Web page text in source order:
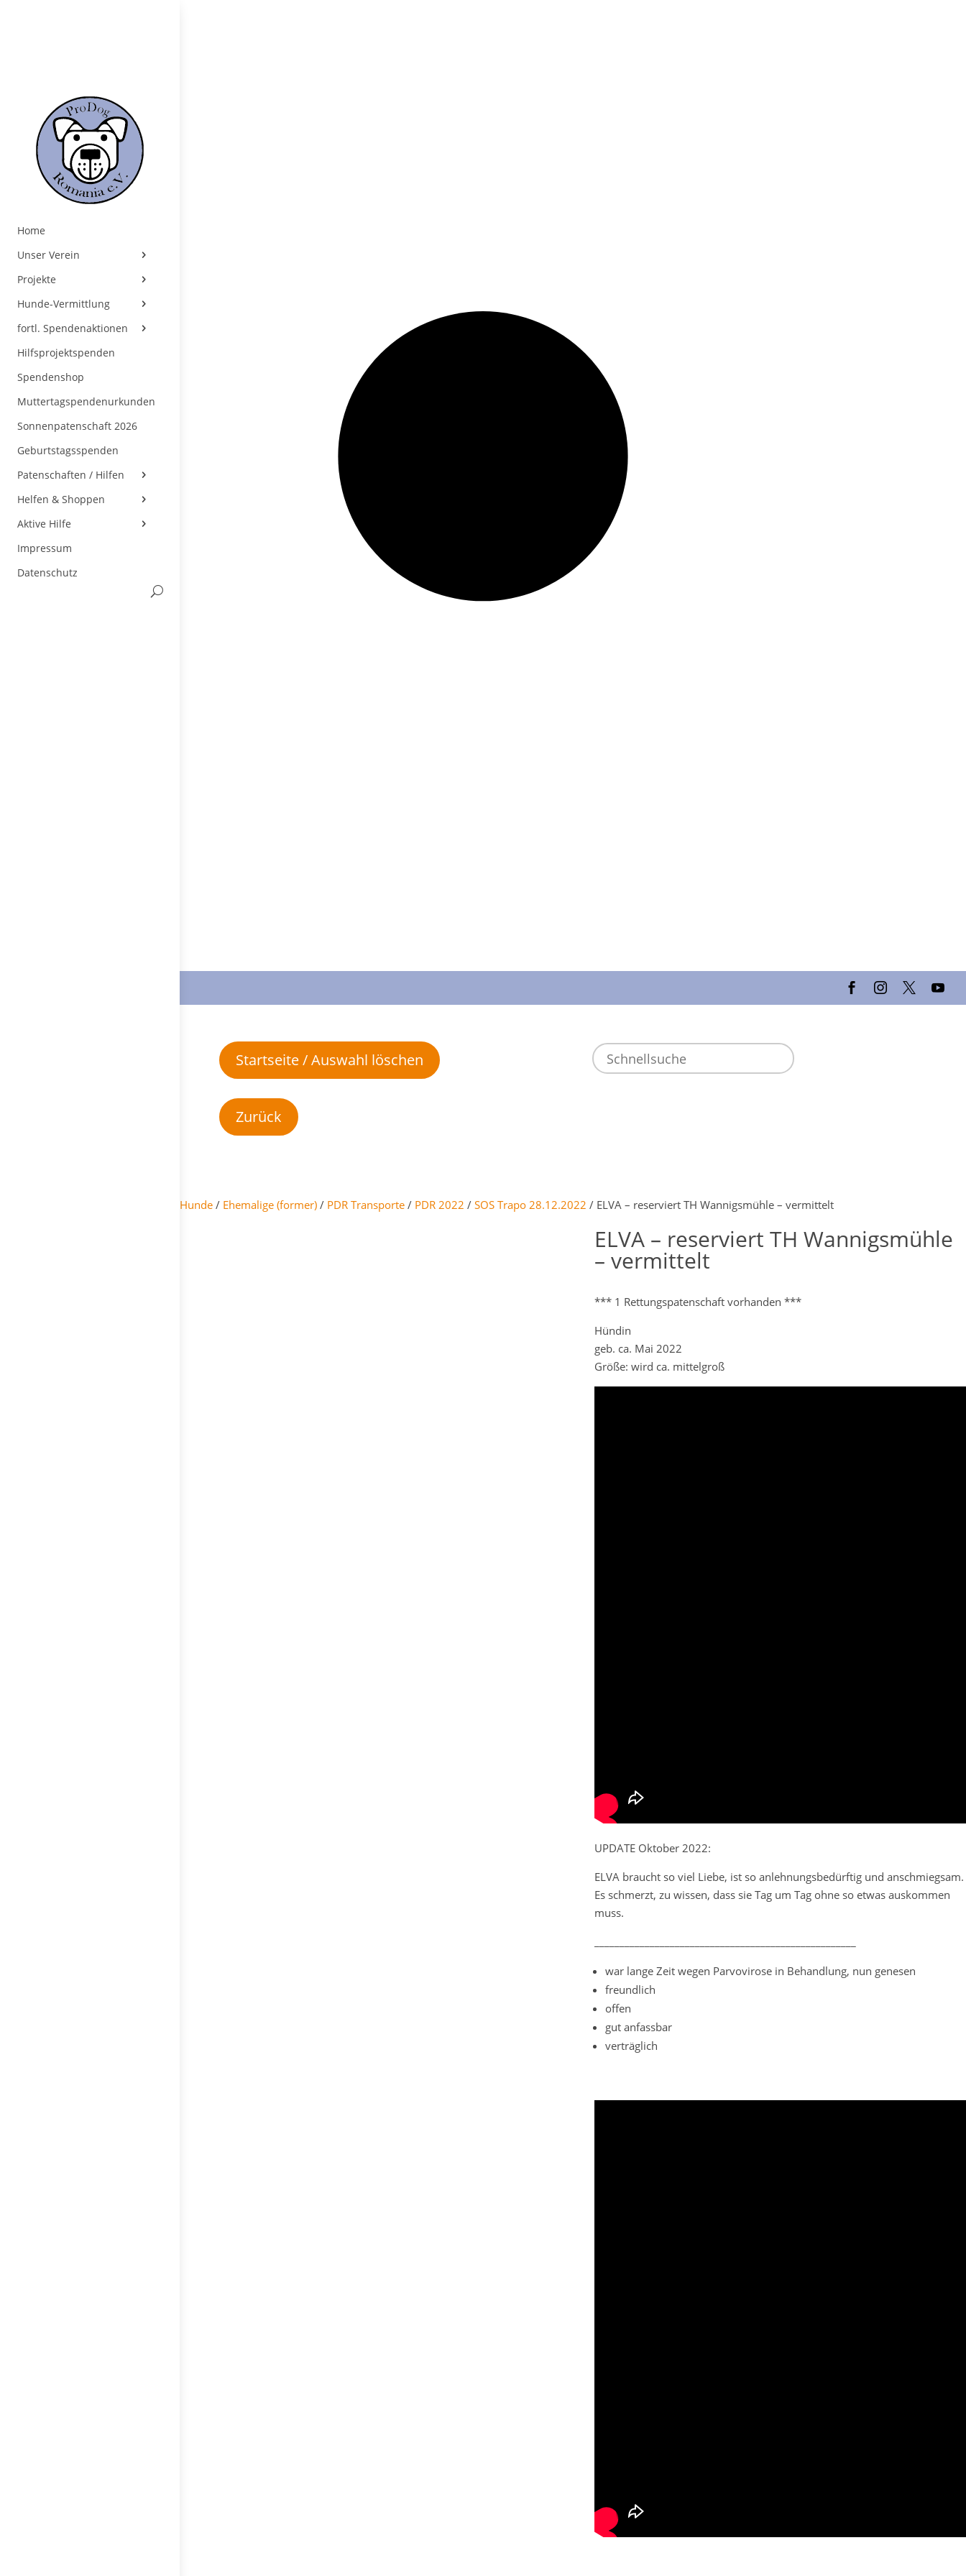
Startseite / Auswahl löschen
Home
Unser Verein
Projekte
Hunde-Vermittlung
fortl. Spendenaktionen
Hilfsprojektspenden
Spendenshop
Muttertagspendenurkunden
Sonnenpatenschaft 2026
Geburtstagsspenden
Patenschaften / Hilfen
Helfen & Shoppen
Aktive Hilfe
Impressum
Datenschutz
Hunde / Ehemalige (former) / PDR Transporte / PDR 2022 / SOS Trapo 28.12.2022 / ELVA – reserviert TH Wannigsmühle – vermittelt
ELVA – reserviert TH Wannigsmühle
– vermittelt
*** 1 Rettungspatenschaft vorhanden ***
Hündin
geb. ca. Mai 2022
Größe: wird ca. mittelgroß
UPDATE Oktober 2022:
ELVA braucht so viel Liebe, ist so anlehnungsbedürftig und anschmiegsam.
Es schmerzt, zu wissen, dass sie Tag um Tag ohne so etwas auskommen
muss.
war lange Zeit wegen Parvovirose in Behandlung, nun genesen
freundlich
offen
gut anfassbar
verträglich